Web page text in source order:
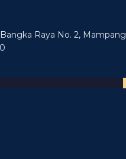
Raya No. 2, Mampang